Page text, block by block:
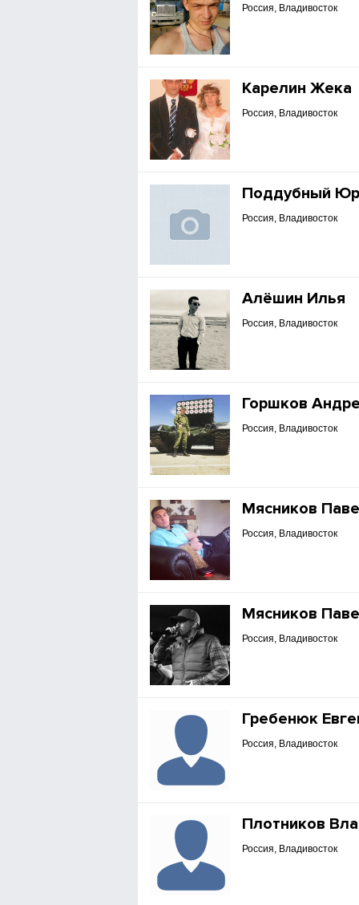
Россия, Владивосток
Карелин Жека
Россия, Владивосток
Поддубный
Россия, Владивосток
Алёшин Илья
Россия, Владивосток
Горшков
Россия, Владивосток
Мясников
Россия, Владивосток
Мясников
Россия, Владивосток
Гребенюк
Россия, Владивосток
Плотников
Россия, Владивосток